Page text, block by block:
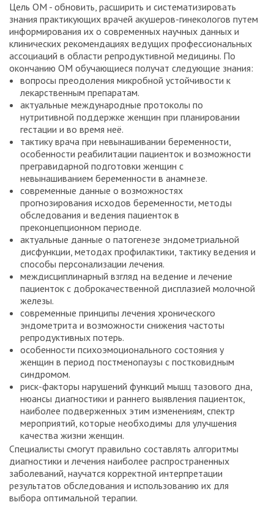
Цель ОМ - обновить, расширить и систематизировать
знания практикующих врачей акушеров-гинекологов путем
информирования их о современных научных данных и
клинических рекомендациях ведущих профессиональных
ассоциаций в области репродуктивной медицины. По
окончанию ОМ обучающиеся получат следующие знания:
вопросы преодоления микробной устойчивости к
лекарственным препаратам.
актуальные международные протоколы по
нутритивной поддержке женщин при планировании
гестации и во время неё.
тактику врача при невынашивании беременности,
особенности реабилитации пациенток и возможности
прегравидарной подготовки женщин с
невынашиванием беременности в анамнезе.
современные данные о возможностях
прогнозирования исходов беременности, методы
обследования и ведения пациенток в
преконцепционном периоде.
актуальные данные о патогенезе эндометриальной
дисфункции, методах профилактики, тактику ведения и
способы персонализации лечения.
междисциплинарный взгляд на ведение и лечение
пациенток с доброкачественной дисплазией молочной
железы.
современные принципы лечения хронического
эндометрита и возможности снижения частоты
репродуктивных потерь.
особенности психоэмоционального состояния у
женщин в период постменопаузы с постковидным
синдромом.
риск-факторы нарушений функций мышц тазового дна,
нюансы диагностики и раннего выявления пациенток,
наиболее подверженных этим изменениям, спектр
мероприятий, которые необходимы для улучшения
качества жизни женщин.
Специалисты смогут правильно составлять алгоритмы
диагностики и лечения наиболее распространенных
заболеваний, научатся корректной интерпретации
результатов обследования и использованию их для
выбора оптимальной терапии.